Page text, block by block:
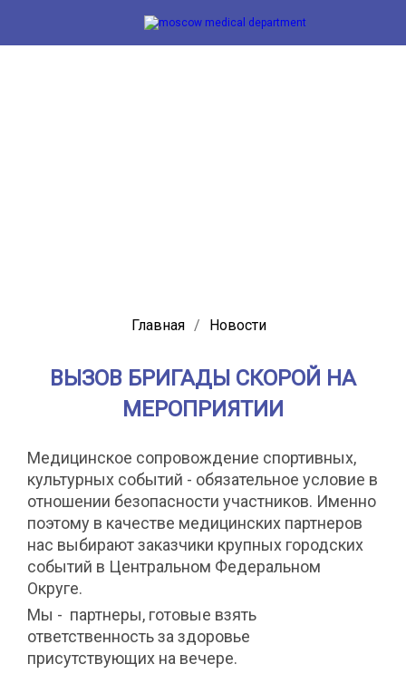
Главная / Новости
ВЫЗОВ БРИГАДЫ СКОРОЙ НА
МЕРОПРИЯТИИ
Медицинское сопровождение спортивных,
культурных событий - обязательное условие в
отношении безопасности участников. Именно
поэтому в качестве медицинских партнеров
нас выбирают заказчики крупных городских
событий в Центральном Федеральном
Округе.
Мы - партнеры, готовые взять
ответственность за здоровье
присутствующих на вечере.